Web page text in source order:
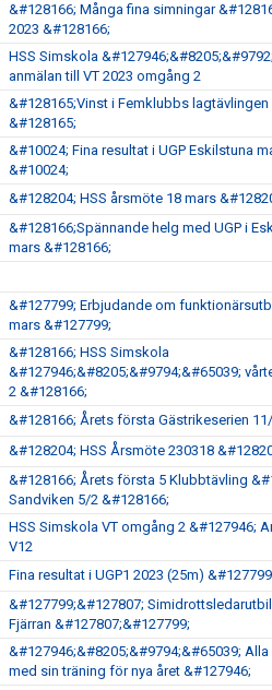
&#128166; Många fina simningar
2023 &#128166;
HSS Simskola
anmälan till VT 2023 omgång 2
&#128165;Vinst i Femklubbs lagtävlingen
&#128165;
&#10024; Fina resultat i UGP Eskilstuna
&#10024;
&#128204; HSS årsmöte 18 mars
&#128166;Spännande helg med UGP i
mars &#128166;
&#127799; Erbjudande om
mars &#127799;
&#128166; HSS Simskola
&#127946;&#8205;&#9794;&#65039;
2 &#128166;
&#128166; Årets första Gästrikeserien
&#128204; HSS Årsmöte 230318
&#128166; Årets första 5 Klubbtävling
Sandviken 5/2 &#128166;
HSS Simskola VT omgång 2 &#127946;
V12
Fina resultat i UGP1 2023 (25m)
&#127799;&#127807;
Fjärran &#127807;&#127799;
&#127946;&#8205;&#9794;&#65039;
med sin träning för nya året &#127946;